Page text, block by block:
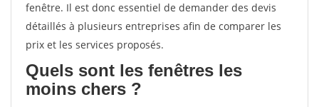
fenêtre. Il est donc essentiel de demander des devis
détaillés à plusieurs entreprises afin de comparer les
prix et les services proposés.
Quels sont les fenêtres les
moins chers ?